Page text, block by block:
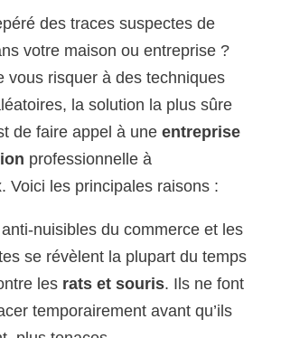
des traces suspectes de
votre maison ou entreprise ?
vous risquer à des techniques
la solution la plus sûre
de faire appel à uneentreprise
professionnelle à
Voici les principales raisons :
nuisibles du commerce et les
se révèlent la plupart du temps
les rats et souris. Ils ne font
temporairement avant qu’ils